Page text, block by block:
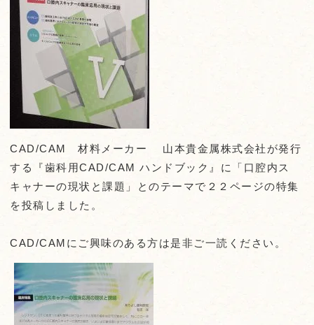
CAD/CAM 材料メーカー 山本貴金属株式会社が発行
する『歯科用CAD/CAM ハンドブック』に「口腔内ス
キャナーの現状と課題」とのテーマで２２ページの特集
を投稿しました。
CAD/CAMにご興味のある方は是非ご一読ください。